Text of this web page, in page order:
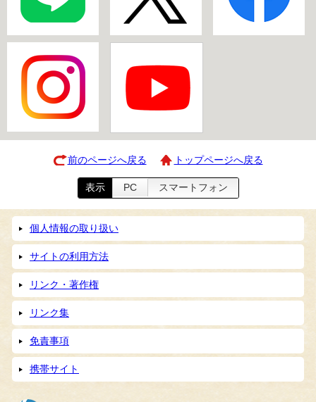
前のページへ戻る トップページへ戻る
表示 PC スマートフォン
個人情報の取り扱い
サイトの利用方法
リンク・著作権
リンク集
免責事項
携帯サイト